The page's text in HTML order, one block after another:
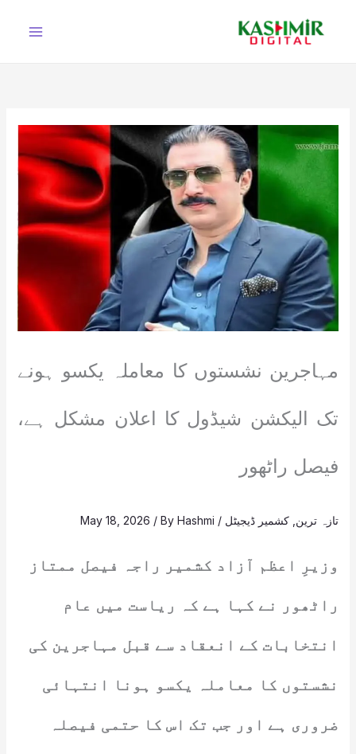
مہاجرین نشستوں کا معاملہ یکسو ہونے
تک الیکشن شیڈول کا اعلان مشکل ہے،
فیصل راٹھور
تازہ ترین کشمیر ڈیجیٹل /
May 18, 2026 / ByHashmi
وزیرِ اعظم آزاد کشمیر راجہ فیصل ممتاز
راٹھور نے کہا ہے کہ ریاست میں عام
انتخابات کے انعقاد سے قبل مہاجرین کی
نشستوں کا معاملہ یکسو ہونا انتہائی
ضروری ہے اور جب تک اس کا حتمی فیصلہ